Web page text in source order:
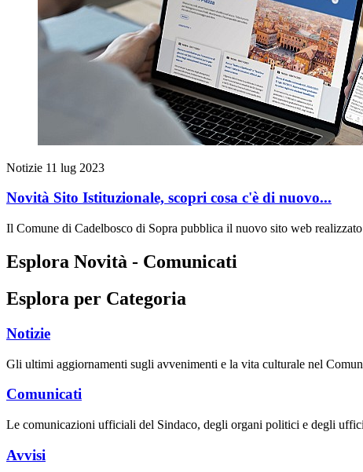
Notizie 11 lug 2023
Novità Sito Istituzionale, scopri cosa c'è di nuovo...
Il Comune di Cadelbosco di Sopra pubblica il nuovo sito web
Esplora Novità - Comunicati
Esplora per Categoria
Notizie
Gli ultimi aggiornamenti sugli avvenimenti e la vita culturale nel
Comunicati
Le comunicazioni ufficiali del Sindaco, degli organi politici e degli
Avvisi